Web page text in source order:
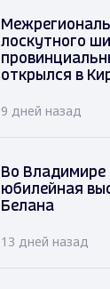
лоскутного
открылся в
9 дней назад
Во Владимире
юбилейная
Белана
13 дней назад